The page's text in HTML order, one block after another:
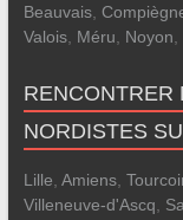
Beauvais,
Valois, Méru Noyon
RENCONTRER
NORDISTES
Lille Amiens,
Villeneuve-d'Ascq